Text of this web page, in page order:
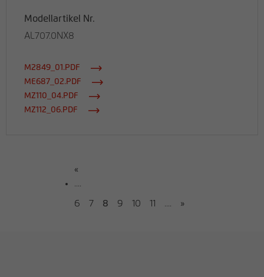
Modellartikel Nr.
AL707.0NX8
M2849_01.PDF
ME687_02.PDF
MZ110_04.PDF
MZ112_06.PDF
«
....
6 7 8 9 10 11 .... »